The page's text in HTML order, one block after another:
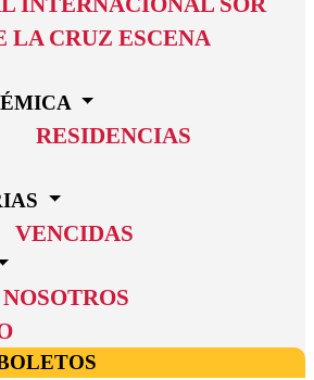
LA CRUZ ESCENA
RESIDENCIAS
VENCIDAS
un crimen y un panqué
de arándano, mientras nos cuenta